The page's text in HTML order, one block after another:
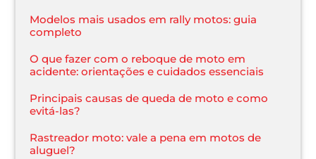
Modelos mais usados em rally motos: guia
completo
O que fazer com o reboque de moto em
acidente: orientações e cuidados essenciais
Principais causas de queda de moto e como
evitá-las?
Rastreador moto: vale a pena em motos de
aluguel?